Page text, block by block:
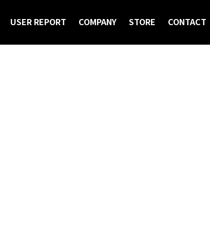
USER REPORT COMPANY STORE CONTACT